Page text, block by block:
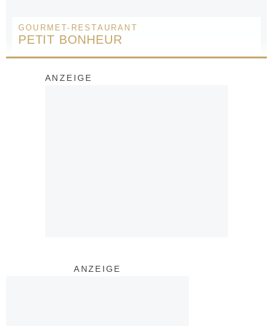
GOURMET-RESTAURANT
PETIT BONHEUR
ANZEIGE
ANZEIGE